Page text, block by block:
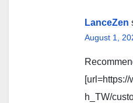
LanceZen
August 1,
h_TW/